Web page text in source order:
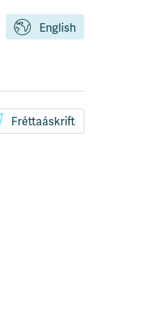
English
Fréttaáskrift